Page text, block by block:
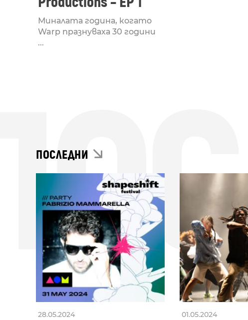
Миналата година, когато
Warp празнуваха 30 години
...
ПОСЛЕДНИ
28.05.2024 01.05.2024